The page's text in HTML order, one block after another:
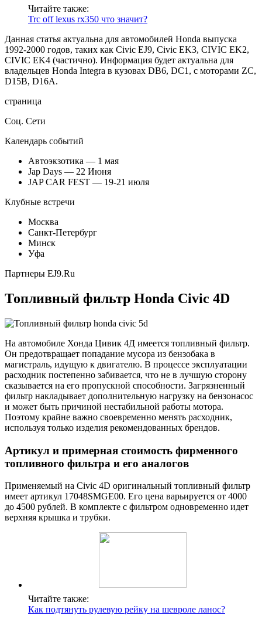
Читайте также:
Trc off lexus rx350 что значит?
Данная статья актуальна для автомобилей Honda выпуска
1992-2000 годов, таких как Civic EJ9, Civic EK3, CIVIC EK2,
CIVIC EK4 (частично). Информация будет актуальна для
владельцев Honda Integra в кузовах DB6, DC1, с моторами ZC,
D15B, D16A.
страница
Соц. Сети
Календарь событий
Автоэкзотика — 1 мая
Jap Days — 22 Июня
JAP CAR FEST — 19-21 июля
Клубные встречи
Москва
Санкт-Петербург
Минск
Уфа
Партнеры EJ9.Ru
Топливный фильтр Honda Civic 4D
На автомобиле Хонда Цивик 4Д имеется топливный фильтр.
Он предотвращает попадание мусора из бензобака в
магистраль, идущую к двигателю. В процессе эксплуатации
расходник постепенно забивается, что не в лучшую сторону
сказывается на его пропускной способности. Загрязненный
фильтр накладывает дополнительную нагрузку на бензонасос
и может быть причиной нестабильной работы мотора.
Поэтому крайне важно своевременно менять расходник,
используя только изделия рекомендованных брендов.
Артикул и примерная стоимость фирменного
топливного фильтра и его аналогов
Применяемый на Civic 4D оригинальный топливный фильтр
имеет артикул 17048SMGE00. Его цена варьируется от 4000
до 4500 рублей. В комплекте с фильтром одновременно идет
верхняя крышка и трубки.
Читайте также:
Как подтянуть рулевую рейку на шевроле ланос?